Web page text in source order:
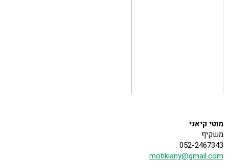
מוטי קיאני
משקיף
052-2467343
motikiany@gmail.com